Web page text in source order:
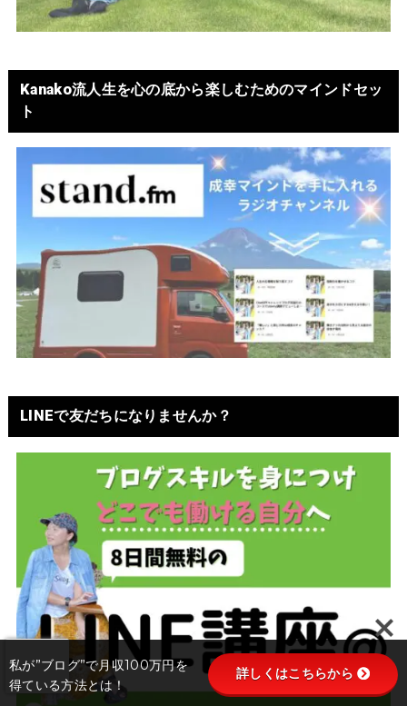
Kanako流人生を心の底から楽しむためのマインドセッ
ト
LINEで友だちになりませんか？
私が”ブログ”で月収100万円を
得ている方法とは！
詳しくはこちらから